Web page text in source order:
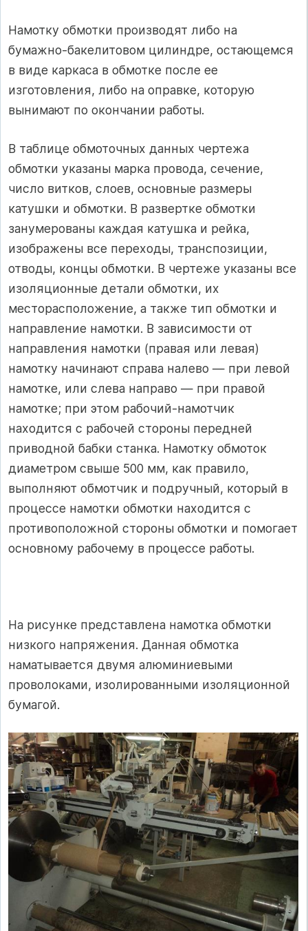
Намотку обмотки производят либо на
бумажно-бакелитовом цилиндре, остающемся
в виде каркаса в обмотке после ее
изготовления, либо на оправке, которую
вынимают по окончании работы.
В таблице обмоточных данных чертежа
обмотки указаны марка провода, сечение,
число витков, слоев, основные размеры
катушки и обмотки. В развертке обмотки
занумерованы каждая катушка и рейка,
изображены все переходы, транспозиции,
отводы, концы обмотки. В чертеже указаны все
изоляционные детали обмотки, их
месторасположение, а также тип обмотки и
направление намотки. В зависимости от
направления намотки (правая или левая)
намотку начинают справа налево — при левой
намотке, или слева направо — при правой
намотке; при этом рабочий-намотчик
находится с рабочей стороны передней
приводной бабки станка. Намотку обмоток
диаметром свыше 500 мм, как правило,
выполняют обмотчик и подручный, который в
процессе намотки обмотки находится с
противоположной стороны обмотки и помогает
основному рабочему в процессе работы.
На рисунке представлена намотка обмотки
низкого напряжения. Данная обмотка
наматывается двумя алюминиевыми
проволоками, изолированными изоляционной
бумагой.